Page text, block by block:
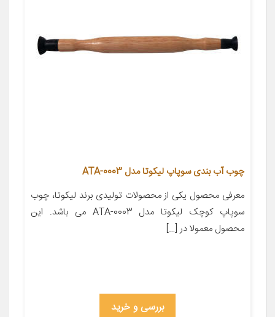
چوب آب بندی سوپاپ لیکوتا مدل ATA-0003
معرفی محصول یکی از محصولات تولیدی برند لیکوتا، چوب
سوپاپ کوچک لیکوتا مدل ATA-0003 می باشد. این
محصول معمولا در […]
بررسی و خرید